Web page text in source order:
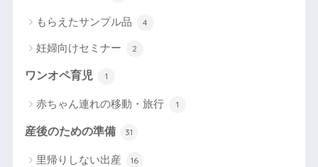
もらえたサンプル品 4
妊婦向けセミナー 2
ワンオペ育児 1
赤ちゃん連れの移動・旅行 1
産後のための準備 31
里帰りしない出産 16